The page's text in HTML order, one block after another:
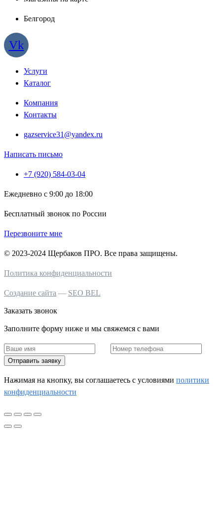
Белгород
Vk
Услуги
Каталог
Компания
Контакты
gazservice31@yandex.ru
Написать письмо
+7 (920) 584-03-04
Ежедневно с 9:00 до 18:00
Бесплатный звонок по России
Перезвоните мне
© 2023-2024 Щербаков ПРО. Все права защищены.
Политика конфиденциальности
Создание сайта — SEO BEL
Заказать звонок
Заполните форму ниже и мы свяжемся с вами
Отправить заявку
Нажимая на кнопку, вы соглашаетесь c условиями политики
конфиденциальности